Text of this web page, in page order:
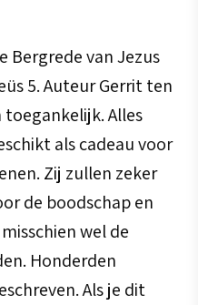
Bergrede van Jezus
5. Auteur Gerrit ten
Alles
als cadeau voor
Zij zullen zeker
de boodschap en
wel de
Honderden
Als je dit